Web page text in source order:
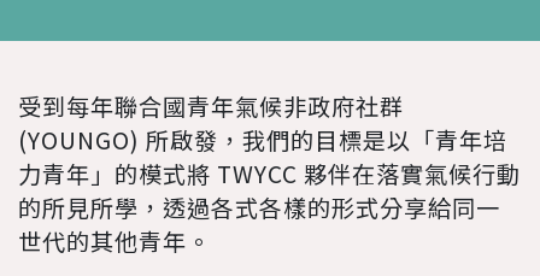
受到每年聯合國青年氣候非政府社群
(YOUNGO) 所啟發，我們的目標是以「青年培
力青年」的模式將 TWYCC 夥伴在落實氣候行動
的所見所學，透過各式各樣的形式分享給同一
世代的其他青年。